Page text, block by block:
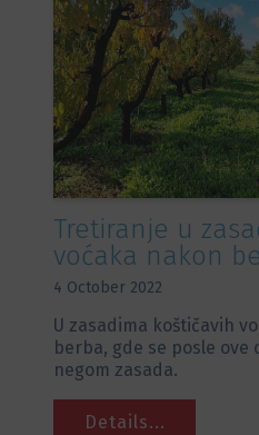
Tretiranje u
voćaka nakon
4 October 2022
U zasadima koštičavih
berba, gde se posle ove
negom zasada.
Details...